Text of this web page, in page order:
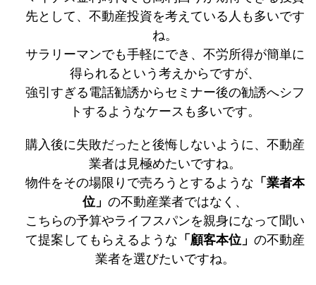
先として、不動産投資を考えている人も多いです
ね。
サラリーマンでも手軽にでき、不労所得が簡単に
得られるという考えからですが、
強引すぎる電話勧誘からセミナー後の勧誘へシフ
トするようなケースも多いです。
購入後に失敗だったと後悔しないように、不動産
業者は見極めたいですね。
物件をその場限りで売ろうとするような 「業者本
位」 の不動産業者ではなく、
こちらの予算やライフスパンを親身になって聞い
て提案してもらえるような 「顧客本位」 の不動産
業者を選びたいですね。